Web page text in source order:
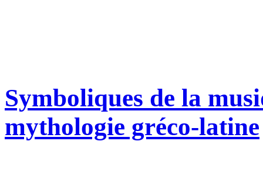
Symboliques de la
mythologie gréco-latine